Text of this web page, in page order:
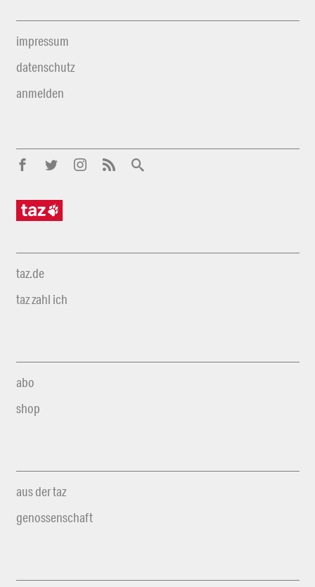
impressum
datenschutz
anmelden
taz.de
taz zahl ich
abo
shop
aus der taz
genossenschaft